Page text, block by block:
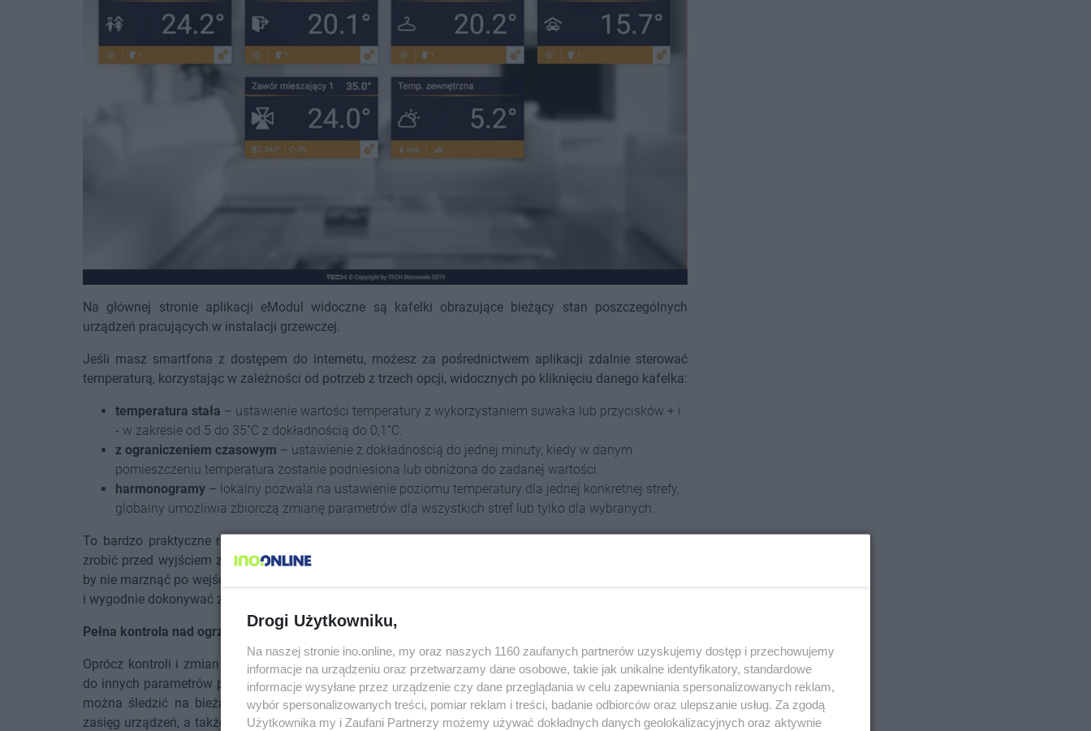
Na głównej stronie aplikacji eModul widoczne są kafelki obrazujące bieżący stan poszczególnych
urządzeń pracujących w instalacji grzewczej.
Jeśli masz smartfona z dostępem do internetu, możesz za pośrednictwem aplikacji zdalnie sterować
temperaturą, korzystając w zależności od potrzeb z trzech opcji, widocznych po kliknięciu danego kafelka:
temperatura stała – ustawienie wartości temperatury z wykorzystaniem suwaka lub przycisków + i
- w zakresie od 5 do 35˚C z dokładnością do 0,1˚C.
z ograniczeniem czasowym – ustawienie z dokładnością do jednej minuty, kiedy w danym
pomieszczeniu temperatura zostanie podniesiona lub obniżona do zadanej wartości.
harmonogramy – lokalny pozwala na ustawienie poziomu temperatury dla jednej konkretnej strefy,
globalny umożliwia zbiorczą zmianę parametrów dla wszystkich stref lub tylko dla wybranych.
To bardzo praktyczne rozwiązanie, które pozwala np. zredukować temperaturę, jeśli nie zdążyłeś tego
zrobić przed wyjściem z domu, czy podwyższyć, gdy wracasz z weekendowego czy dłuższego wyjazdu,
by nie marznąć po wejściu do budynku. Mając w ręce smartfona z dostępem do internetu, możesz szybko
i wygodnie dokonywać zmian w dowolnej chwili, a przez to oszczędzać na ogrzewaniu.
Pełna kontrola nad ogrzewaniem z poziomu aplikacji
Oprócz kontroli i zmian temperatury w pomieszczeniach, dzięki aplikacji eModul zyskujesz także wgląd
do innych parametrów pracy systemu. Głowice grzejnikowe to urządzenia zasilane bateryjnie, w aplikacji
można śledzić na bieżąco poziom naładowania baterii siłownika oraz czujnika temperatury, aktualny
zasięg urządzeń, a także procent otwarcia siłownika.Każda zmiana poziomu temperatury w strefie jest
Drogi Użytkowniku,
Na naszej stronie ino.online, my oraz naszych 1160 zaufanych partnerów uzyskujemy dostęp i przechowujemy
informacje na urządzeniu oraz przetwarzamy dane osobowe, takie jak unikalne identyfikatory, standardowe
informacje wysyłane przez urządzenie czy dane przeglądania w celu zapewniania spersonalizowanych reklam,
wybór spersonalizowanych treści, pomiar reklam i treści, badanie odbiorców oraz ulepszanie usług. Za zgodą
Użytkownika my i Zaufani Partnerzy możemy używać dokładnych danych geolokalizacyjnych oraz aktywnie